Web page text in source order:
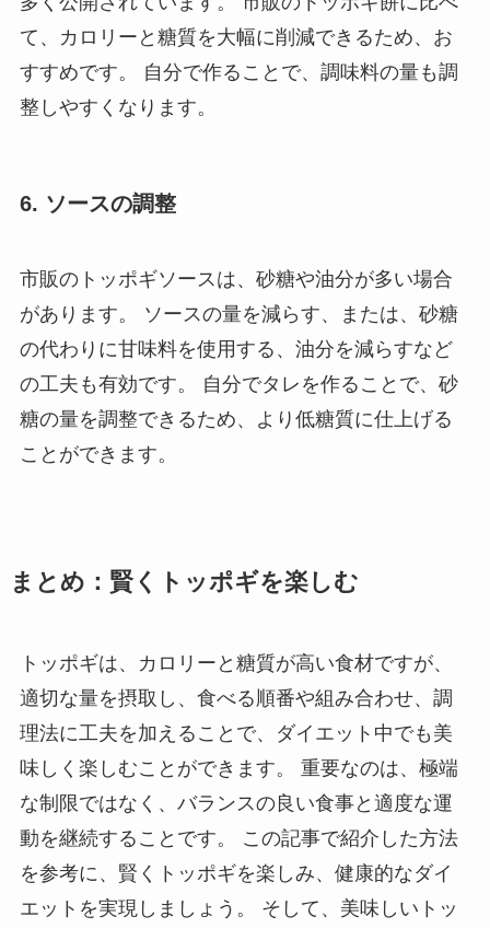
て、カロリーと糖質を大幅に削減できるため、お
すすめです。 自分で作ることで、調味料の量も調
整しやすくなります。
6. ソースの調整
市販のトッポギソースは、砂糖や油分が多い場合
があります。 ソースの量を減らす、または、砂糖
の代わりに甘味料を使用する、油分を減らすなど
の工夫も有効です。 自分でタレを作ることで、砂
糖の量を調整できるため、より低糖質に仕上げる
ことができます。
まとめ：賢くトッポギを楽しむ
トッポギは、カロリーと糖質が高い食材ですが、
適切な量を摂取し、食べる順番や組み合わせ、調
理法に工夫を加えることで、ダイエット中でも美
味しく楽しむことができます。 重要なのは、極端
な制限ではなく、バランスの良い食事と適度な運
動を継続することです。 この記事で紹介した方法
を参考に、賢くトッポギを楽しみ、健康的なダイ
エットを実現しましょう。 そして、美味しいトッ